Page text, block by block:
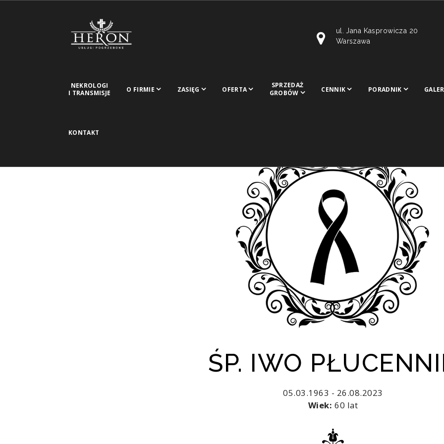
ul. Jana Kasprowicza 20
Warszawa
NEKROLOGI
I TRANSMISJE
O FIRMIE ZASIĘG OFERTA
SPRZEDAŻ
GROBÓW
CENNIK PORADNIK
KONTAKT
ŚP. IWO
05.03.1963 - 26.08.2023
Wiek: 60 lat